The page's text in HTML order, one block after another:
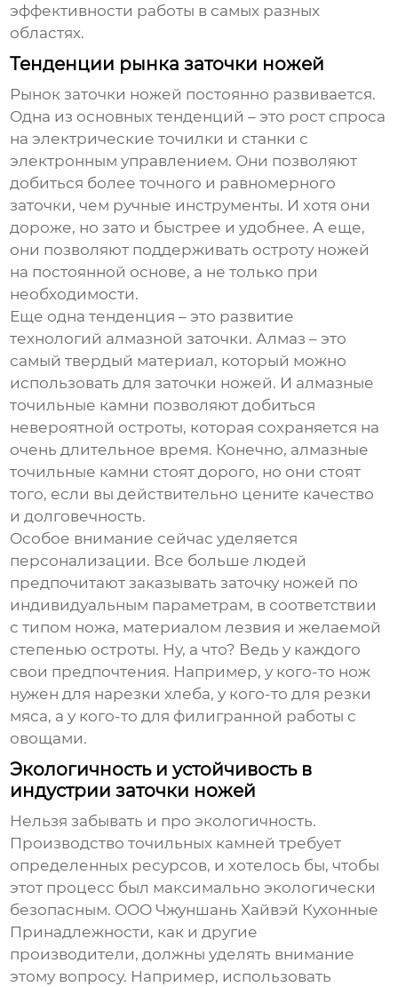
эффективности работы в самых разных
областях.
Тенденции рынка заточки ножей
Рынок заточки ножей постоянно развивается.
Одна из основных тенденций – это рост спроса
на электрические точилки и станки с
электронным управлением. Они позволяют
добиться более точного и равномерного
заточки, чем ручные инструменты. И хотя они
дороже, но зато и быстрее и удобнее. А еще,
они позволяют поддерживать остроту ножей
на постоянной основе, а не только при
необходимости.
Еще одна тенденция – это развитие
технологий алмазной заточки. Алмаз – это
самый твердый материал, который можно
использовать для заточки ножей. И алмазные
точильные камни позволяют добиться
невероятной остроты, которая сохраняется на
очень длительное время. Конечно, алмазные
точильные камни стоят дорого, но они стоят
того, если вы действительно цените качество
и долговечность.
Особое внимание сейчас уделяется
персонализации. Все больше людей
предпочитают заказывать заточку ножей по
индивидуальным параметрам, в соответствии
с типом ножа, материалом лезвия и желаемой
степенью остроты. Ну, а что? Ведь у каждого
свои предпочтения. Например, у кого-то нож
нужен для нарезки хлеба, у кого-то для резки
мяса, а у кого-то для филигранной работы с
овощами.
Экологичность и устойчивость в
индустрии заточки ножей
Нельзя забывать и про экологичность.
Производство точильных камней требует
определенных ресурсов, и хотелось бы, чтобы
этот процесс был максимально экологически
безопасным. ООО Чжуншань Хайвэй Кухонные
Принадлежности, как и другие
производители, должны уделять внимание
этому вопросу. Например, использовать